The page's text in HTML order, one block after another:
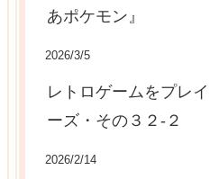
あポケモン』
2026/3/5
レトロゲームをプレ
ーズ・その３２-２
2026/2/14